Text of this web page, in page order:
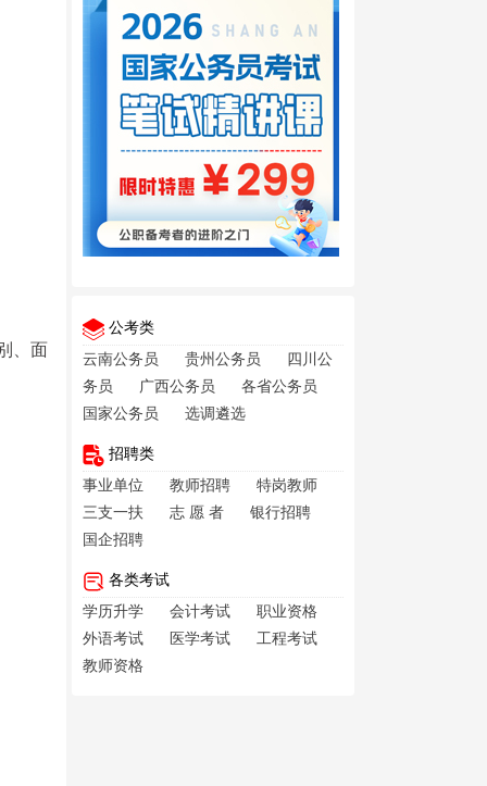
、面
公考类
云南公务员
贵州公务员
四川公
务员
广西公务员
各省公务员
国家公务员
选调遴选
招聘类
事业单位
教师招聘
特岗教师
三支一扶
志 愿 者
银行招聘
国企招聘
各类考试
学历升学
会计考试
职业资格
外语考试
医学考试
工程考试
教师资格